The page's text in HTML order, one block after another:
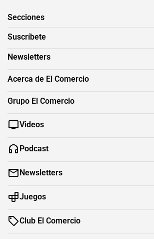
Secciones
Suscríbete
Newsletters
Acerca de El Comercio
Grupo El Comercio
Videos
Podcast
Newsletters
Juegos
Club El Comercio